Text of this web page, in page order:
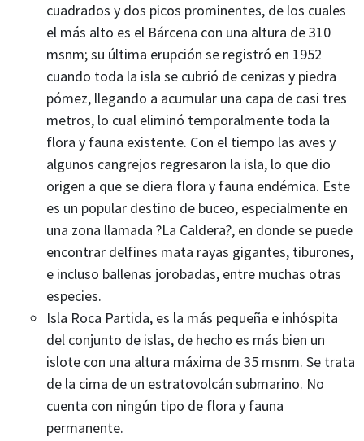
cuadrados y dos picos prominentes, de los cuales
el más alto es el Bárcena con una altura de 310
msnm; su última erupción se registró en 1952
cuando toda la isla se cubrió de cenizas y piedra
pómez, llegando a acumular una capa de casi tres
metros, lo cual eliminó temporalmente toda la
flora y fauna existente. Con el tiempo las aves y
algunos cangrejos regresaron la isla, lo que dio
origen a que se diera flora y fauna endémica. Este
es un popular destino de buceo, especialmente en
una zona llamada ?La Caldera?, en donde se puede
encontrar delfines mata rayas gigantes, tiburones,
e incluso ballenas jorobadas, entre muchas otras
especies.
Isla Roca Partida, es la más pequeña e inhóspita
del conjunto de islas, de hecho es más bien un
islote con una altura máxima de 35 msnm. Se trata
de la cima de un estratovolcán submarino. No
cuenta con ningún tipo de flora y fauna
permanente.